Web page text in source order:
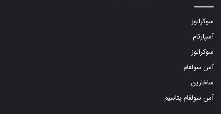
سوکرالوز
آسپارتام
سوکرالوز
آس سولفام
ساخارین
آس سولفام پتاسیم